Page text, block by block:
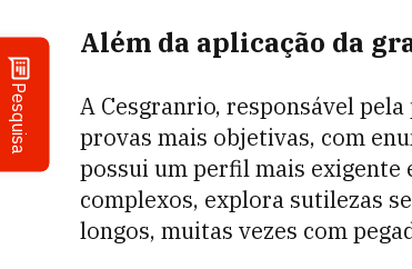
Pesquisa
Além da aplicação da
A Cesgranrio, responsável
provas mais objetivas, com
possui um perfil mais
complexos, explora sutilezas
longos, muitas vezes com